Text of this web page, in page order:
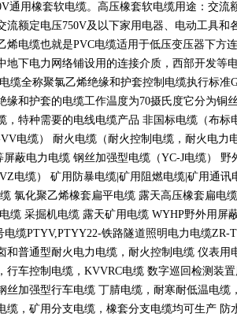
通用橡套软电缆。高压橡套软电缆用途：交流
流额定电压750V及以下家用电器、电动工具和
烯电缆也就是PVC电缆适用于低压变压器下方
地下电力网络铺设用的连接介质，西部开发等
缆全称聚氯乙烯绝缘和护套控制电缆执行标准
缘和护套的电缆工作温度为70摄氏度它分为铜
，特种需要的电线电缆产品 非国标电缆（布标
电缆） 耐火电缆（耐火控制电缆，耐火电力
屏蔽电力电缆 钢丝加强型电缆（YC-J电缆） 野
电缆） 矿用防暴电缆 矿用阻燃电缆 矿用通讯
氯化聚乙烯橡套扁平电缆 露天高压橡套扁电
缆 采掘机电缆 露天矿用电缆 WYHP野外用屏
电缆PTYV,PTYY22-铁路隧道照明电力电缆ZR-
和普通型耐火电力电缆，耐火控制电缆 仪表用
行车控制电缆， KVVRC电缆 数字巡回检测装
丝加强型行车电缆 丁腈电缆，耐寒耐低温电缆，
缆，矿用分支电缆，橡套分支电缆均可生产 防